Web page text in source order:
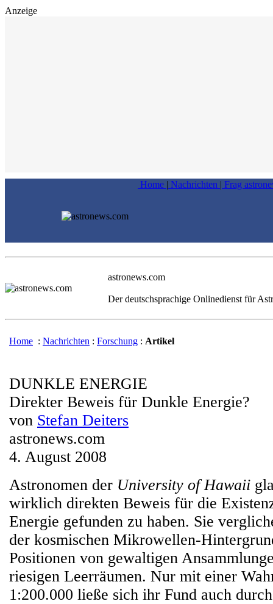
Anzeige
Home | Nachrichten | Frag
astronews.com
Der deutschsprachige Onlinedienst für
Home : Nachrichten : Forschung : Artikel
DUNKLE ENERGIE
Direkter Beweis für Dunkle Energie?
von Stefan Deiters
astronews.com
4. August 2008
Astronomen der University of Hawaii
wirklich direkten Beweis für die
Energie gefunden zu haben. Sie
der kosmischen Mikrowellen-
Positionen von gewaltigen
riesigen Leerräumen. Nur mit einer
1:200.000 ließe sich ihr Fund auch